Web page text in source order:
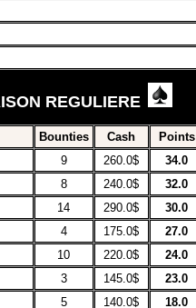
REGULIERE
Bounties Cash Points
9 260.0$ 34.0
8 240.0$ 32.0
14 290.0$ 30.0
4 175.0$ 27.0
10 220.0$ 24.0
3 145.0$ 23.0
5 140.0$ 18.0